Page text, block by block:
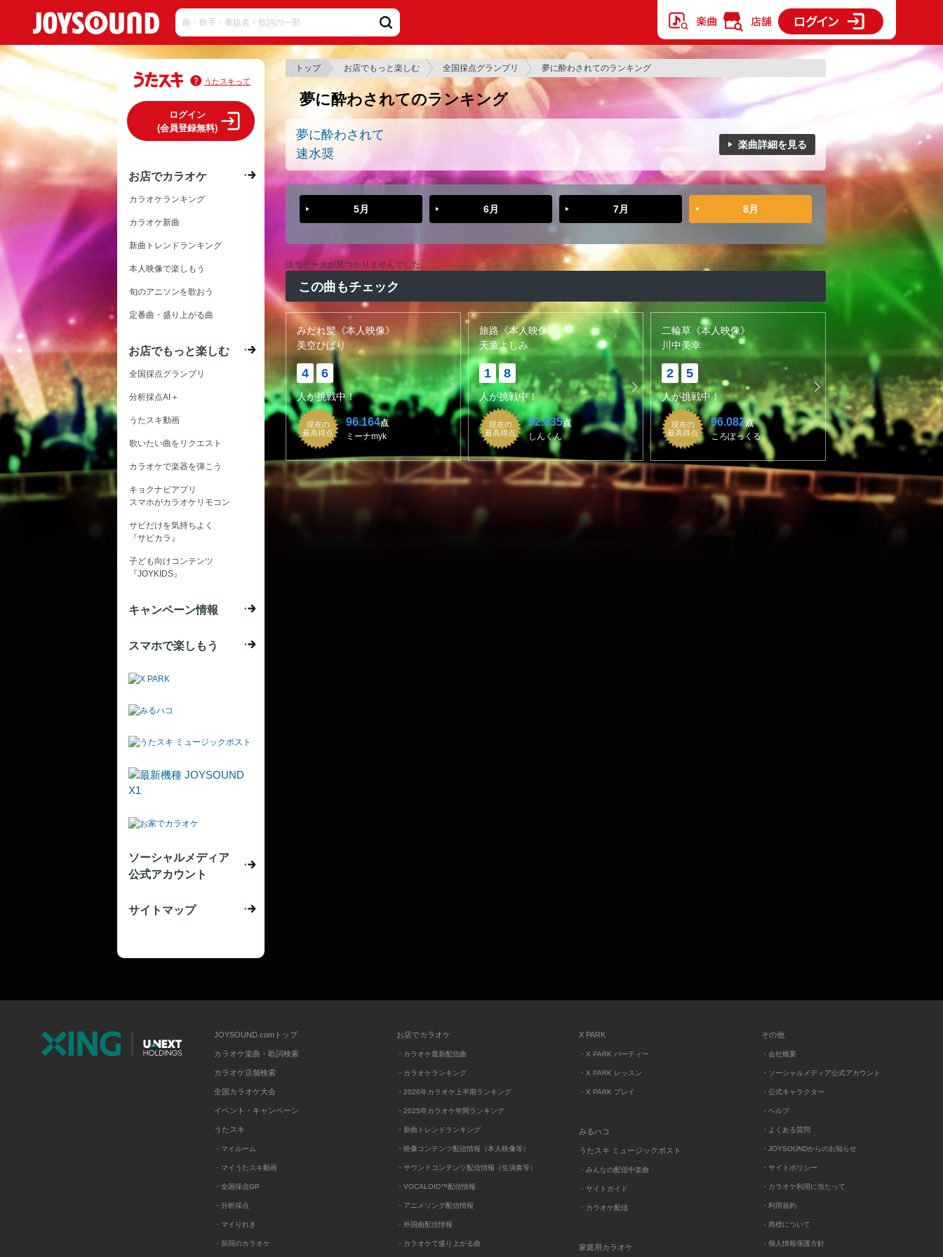
トップ お店でもっと楽しむ 全国採点グランプリ 夢に酔わされてのランキング
夢に酔わされてのランキング
夢に酔わされて
速水奨
楽曲詳細を見る
5月 6月 7月 8月
該当データが見つかりませんでした。
この曲もチェック
みだれ髪《本人映像》
美空ひばり
4 6
人が挑戦中！
現在の
最高得点
96.164点
ミーナmyk
旅路《本人映像》
天童よしみ
1 8
人が挑戦中！
現在の
最高得点
92.835点
しんくん
二輪草《本人映像》
川中美幸
2 5
人が挑戦中！
現在の
最高得点
96.082点
ころぽっくる
うたスキって
ログイン
(会員登録無料)
お店でカラオケ
カラオケランキング
カラオケ新曲
新曲トレンドランキング
本人映像で楽しもう
旬のアニソンを歌おう
定番曲・盛り上がる曲
お店でもっと楽しむ
全国採点グランプリ
分析採点AI＋
うたスキ動画
歌いたい曲をリクエスト
カラオケで楽器を弾こう
キョクナビアプリ
スマホがカラオケリモコン
サビだけを気持ちよく
『サビカラ』
子ども向けコンテンツ
『JOYKIDS』
キャンペーン情報
スマホで楽しもう
ソーシャルメディア
公式アカウント
サイトマップ
JOYSOUND.comトップ
カラオケ楽曲・歌詞検索
カラオケ店舗検索
全国カラオケ大会
イベント・キャンペーン
うたスキ
・マイルーム
・マイうたスキ動画
・全国採点GP
・分析採点
・マイりれき
・前回のカラオケ
お店でカラオケ
・カラオケ最新配信曲
・カラオケランキング
・2026年カラオケ上半期ランキング
・2025年カラオケ年間ランキング
・新曲トレンドランキング
・映像コンテンツ配信情報（本人映像等）
・サウンドコンテンツ配信情報（生演奏等）
・VOCALOID™配信情報
・アニメソング配信情報
・外国曲配信情報
・カラオケで盛り上がる曲
X PARK
・X PARK パーティー
・X PARK レッスン
・X PARK プレイ
みるハコ
うたスキ ミュージックポスト
・みんなの配信中楽曲
・サイトガイド
・カラオケ配信
家庭用カラオケ
その他
・会社概要
・ソーシャルメディア公式アカウント
・公式キャラクター
・ヘルプ
・よくある質問
・JOYSOUNDからのお知らせ
・サイトポリシー
・カラオケ利用に当たって
・利用規約
・商標について
・個人情報保護方針